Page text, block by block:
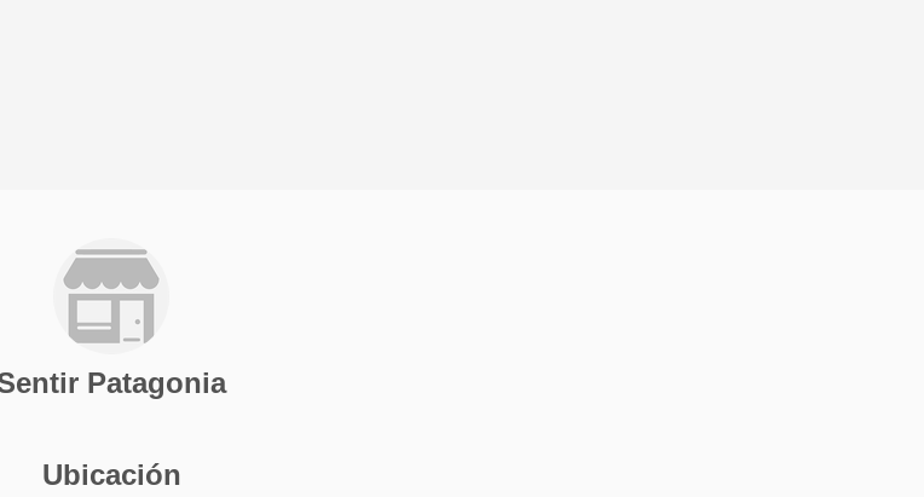
Patagonia
Ubicación